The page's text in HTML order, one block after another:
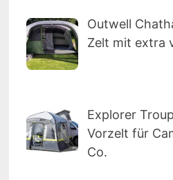
Outwell
Zelt mit extra
Explorer
Vorzelt für
Co.